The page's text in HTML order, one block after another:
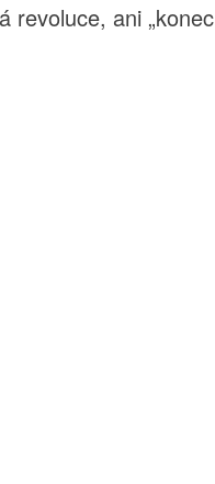
revoluce, ani „konec